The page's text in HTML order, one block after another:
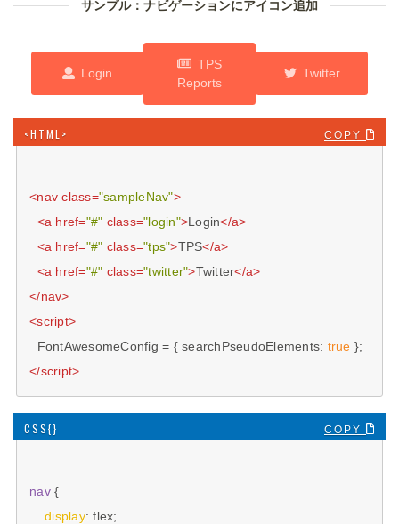
サンプル：ナビゲーションにアイコン追加
Login
TPS
Reports
Twitter
<nav class="sampleNav">
<a href="#" class="login">Login</a>
<a href="#" class="tps">TPS</a>
<a href="#" class="twitter">Twitter</a>
</nav>
<script>
  FontAwesomeConfig = {
searchPseudoElements: true
</script>
COPY
nav {
display: flex;
COPY